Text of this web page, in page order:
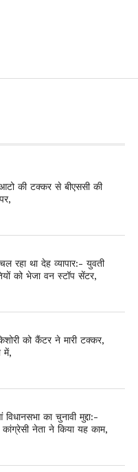
की टक्कर से बीएससी की
रहा था देह व्यापार:- युवती
को भेजा वन स्टॉप सेंटर,
को कैंटर ने मारी टक्कर,
में,
का चुनावी मुद्दा:-
नेता ने किया यह काम,